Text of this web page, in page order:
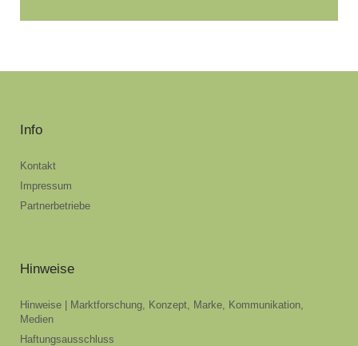
Info
Kontakt
Impressum
Partnerbetriebe
Hinweise
Hinweise | Marktforschung, Konzept, Marke, Kommunikation,
Medien
Haftungsausschluss